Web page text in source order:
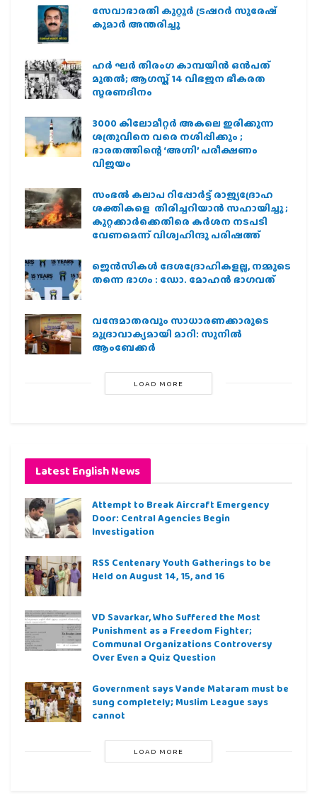
സേവാഭാരതി കുറ്റൂർ ട്രഷറർ സുരേഷ്
കുമാർ അന്തരിച്ചു
ഹര്‍ ഘര്‍ തിരംഗ കാമ്പയിന്‍ ഒന്‍പത്
മുതല്‍; ആഗസ്ത് 14 വിഭജന ഭീകരത
സ്മരണദിനം
3000 കിലോമീറ്റർ അകലെ ഇരിക്കുന്ന
ശത്രുവിനെ വരെ നശിപ്പിക്കും ;
ഭാരതത്തിന്റെ ‘അഗ്നി’ പരീക്ഷണം
വിജയം
സംഭൽ കലാപ റിപ്പോർട്ട് രാജ്യദ്രോഹ
ശക്തികളെ തിരിച്ചറിയാൻ സഹായിച്ചു ;
കുറ്റക്കാർക്കെതിരെ കർശന നടപടി
വേണമെന്ന് വിശ്വഹിന്ദു പരിഷത്ത്
ജെന്‍സികള്‍ ദേശദ്രോഹികളല്ല, നമ്മുടെ
തന്നെ ഭാഗം : ഡോ. മോഹന്‍ ഭാഗവത്
വന്ദേമാതരവും സാധാരണക്കാരുടെ
മുദ്രാവാക്യമായി മാറി: സുനിൽ
ആംബേക്കർ
LOAD MORE
Latest English News
Attempt to Break Aircraft Emergency
Door: Central Agencies Begin
Investigation
RSS Centenary Youth Gatherings to be
Held on August 14, 15, and 16
VD Savarkar, Who Suffered the Most
Punishment as a Freedom Fighter;
Communal Organizations Controversy
Over Even a Quiz Question
Government says Vande Mataram must be
sung completely; Muslim League says
cannot
LOAD MORE